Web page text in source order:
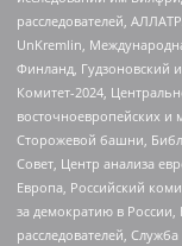
расследователей,
UnKremlin,
Финланд, Гудзоновский
Комитет-2024,
восточноевропейских и
Сторожевой башни,
Совет, Центр анализа
Европа, Российский
за демократию в России,
расследователей,